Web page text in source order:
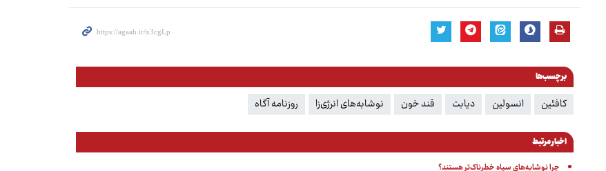
برچسب‌ها
کافئین انسولین دیابت قند خون نوشابه‌های انرژی‌زا روزنامه آگاه
اخبار مرتبط
چرا نوشابه‌های سیاه خطرناک‌تر هستند؟